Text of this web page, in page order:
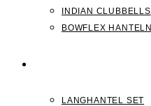
INDIAN CLUBBELLS
BOWFLEX HANTELN
LANGHANTEL SET